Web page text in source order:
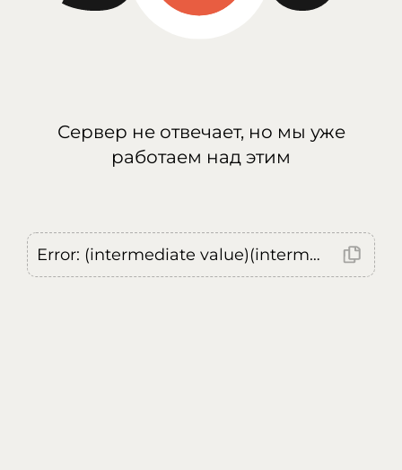
Сервер не отвечает, но мы уже
работаем над этим
Error: (intermediate value)(intermediate value)(intermediate value).replaceAll is not a function